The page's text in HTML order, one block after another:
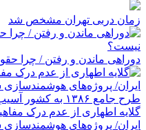
زمان دربی تهران مشخص شد
دوراهی ماندن و رفتن / چرا
گلایه اطهاری از عدم درک
ایران/ پروژه‌های